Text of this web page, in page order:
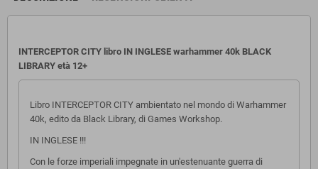
INTERCEPTOR CITY libro IN INGLESE warhammer 40k BLACK
LIBRARY età 12+
Libro INTERCEPTOR CITY ambientato nel mondo di Warhammer
40k, edito da Black Library, di Games Workshop.
IN INGLESE !!!
Con le forze imperiali impegnate in un'estenuante guerra di